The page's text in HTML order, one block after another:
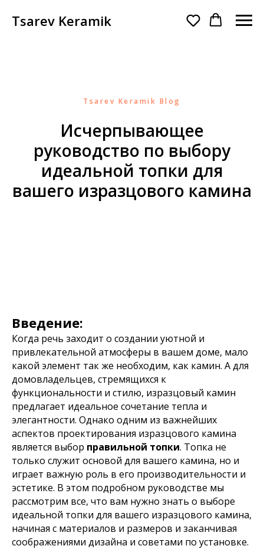
Tsarev Keramik
Tsarev Keramik Blog
Исчерпывающее
руководство по выбору
идеальной топки для
вашего изразцового камина
Введение:
Когда речь заходит о создании уютной и
привлекательной атмосферы в вашем доме, мало
какой элемент так же необходим, как камин. А для
домовладельцев, стремящихся к
функциональности и стилю, изразцовый камин
предлагает идеальное сочетание тепла и
элегантности. Однако одним из важнейших
аспектов проектирования изразцового камина
является выбор правильной топки. Топка не
только служит основой для вашего камина, но и
играет важную роль в его производительности и
эстетике. В этом подробном руководстве мы
рассмотрим все, что вам нужно знать о выборе
идеальной топки для вашего изразцового камина,
начиная с материалов и размеров и заканчивая
соображениями дизайна и советами по установке.